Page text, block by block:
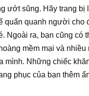
ướt sũng. Hãy trang bị
quấn quanh người cho
Ngoài ra, bạn cũng có
mềm mại và nhiều
mình. Những chiếc
phục của bạn thêm